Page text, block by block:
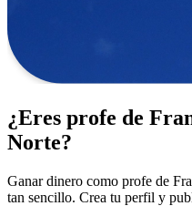
¿Eres profe de
Norte?
Ganar dinero como profe de
tan sencillo. Crea tu perfil y